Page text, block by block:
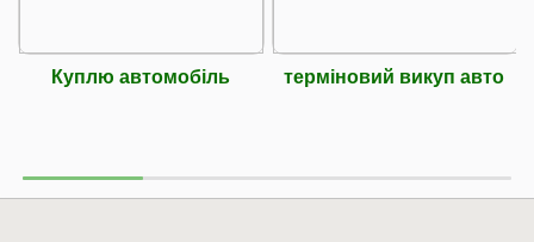
Куплю автомобіль терміновий викуп авто